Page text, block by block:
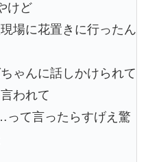
けど
場に花置きに行ったん
ゃんに話しかけられて
われて
て言ったらすげえ驚